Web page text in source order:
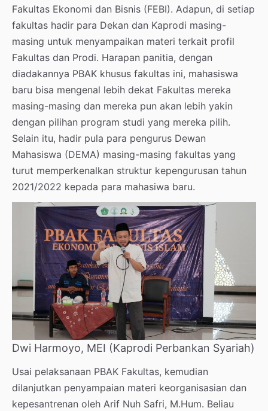
Fakultas Ekonomi dan Bisnis (FEBI). Adapun, di setiap
fakultas hadir para Dekan dan Kaprodi masing-
masing untuk menyampaikan materi terkait profil
Fakultas dan Prodi. Harapan panitia, dengan
diadakannya PBAK khusus fakultas ini, mahasiswa
baru bisa mengenal lebih dekat Fakultas mereka
masing-masing dan mereka pun akan lebih yakin
dengan pilihan program studi yang mereka pilih.
Selain itu, hadir pula para pengurus Dewan
Mahasiswa (DEMA) masing-masing fakultas yang
turut memperkenalkan struktur kepengurusan tahun
2021/2022 kepada para mahasiwa baru.
Dwi Harmoyo, MEI (Kaprodi Perbankan Syariah)
Usai pelaksanaan PBAK Fakultas, kemudian
dilanjutkan penyampaian materi keorganisasian dan
kepesantrenan oleh Arif Nuh Safri, M.Hum. Beliau